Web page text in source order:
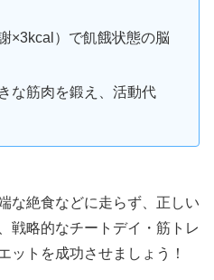
×3kcal）で飢餓状態の脳
な筋肉を鍛え、活動代
な絶食などに走らず、正しい
戦略的なチートデイ・筋トレ
ットを成功させましょう！